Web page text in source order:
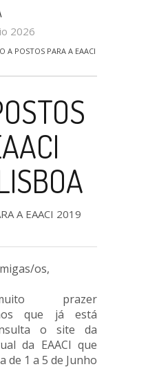
2026
A POSTOS PARA A EAACI
os,
prazer
que já está
o site da
da EAACI que
de 1 a 5 de Junho